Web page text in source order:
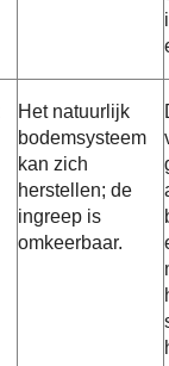
Het natuurlijk
bodemsysteem
kan zich
herstellen; de
ingreep is
omkeerbaar.